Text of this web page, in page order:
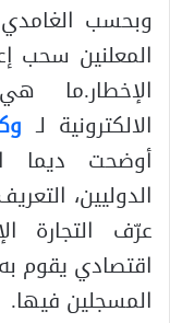
وبحسب
المعلنين سحب
الإخطار.ما
الالكترونية لـ
أوضحت ديما
الدوليين،
عرّف التجارة
اقتصادي يقوم
المسجلين فيها.